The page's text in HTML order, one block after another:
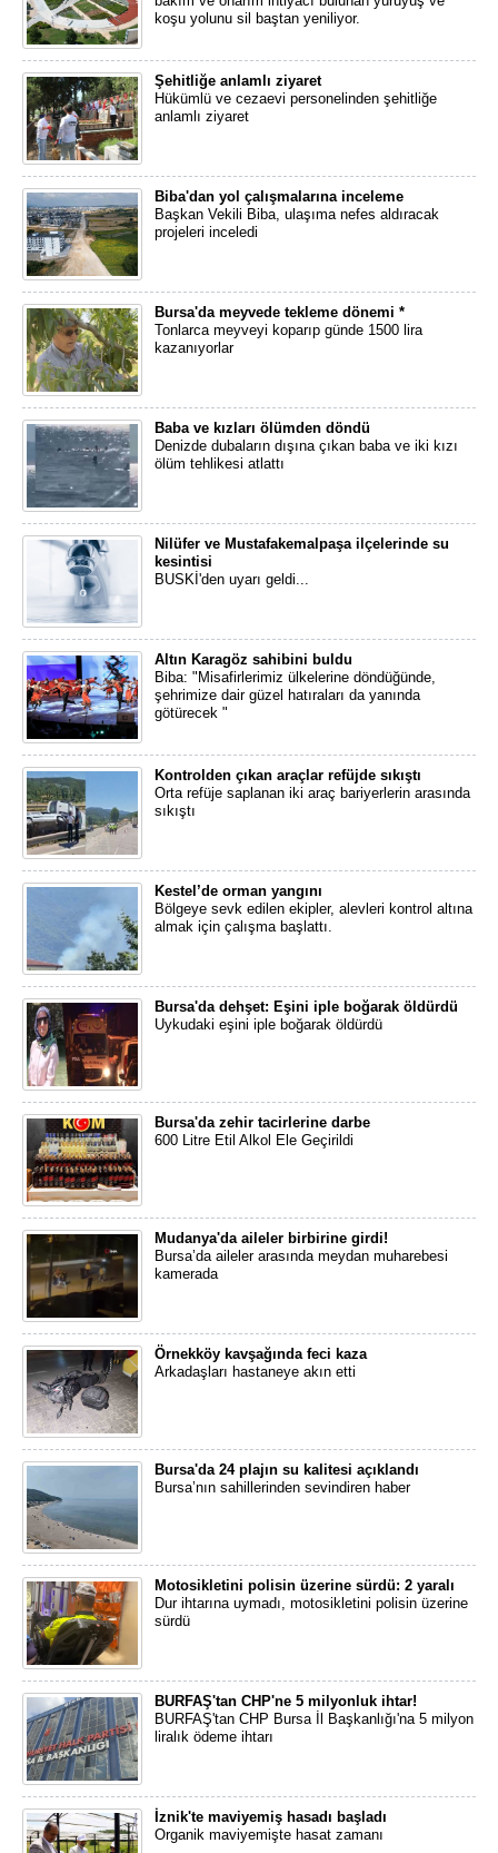
koşu yolunu sil baştan yeniliyor.
Şehitliğe anlamlı ziyaret
Hükümlü ve cezaevi personelinden şehitliğe
anlamlı ziyaret
Biba'dan yol çalışmalarına inceleme
Başkan Vekili Biba, ulaşıma nefes aldıracak
projeleri inceledi
Bursa'da meyvede tekleme dönemi *
Tonlarca meyveyi koparıp günde 1500 lira
kazanıyorlar
Baba ve kızları ölümden döndü
Denizde dubaların dışına çıkan baba ve iki kızı
ölüm tehlikesi atlattı
Nilüfer ve Mustafakemalpaşa ilçelerinde su
kesintisi
BUSKİ'den uyarı geldi...
Altın Karagöz sahibini buldu
Biba: "Misafirlerimiz ülkelerine döndüğünde,
şehrimize dair güzel hatıraları da yanında
götürecek "
Kontrolden çıkan araçlar refüjde sıkıştı
Orta refüje saplanan iki araç bariyerlerin arasında
sıkıştı
Kestel’de orman yangını
Bölgeye sevk edilen ekipler, alevleri kontrol altına
almak için çalışma başlattı.
Bursa'da dehşet: Eşini iple boğarak öldürdü
Uykudaki eşini iple boğarak öldürdü
Bursa'da zehir tacirlerine darbe
600 Litre Etil Alkol Ele Geçirildi
Mudanya'da aileler birbirine girdi!
Bursa’da aileler arasında meydan muharebesi
kamerada
Örnekköy kavşağında feci kaza
Arkadaşları hastaneye akın etti
Bursa'da 24 plajın su kalitesi açıklandı
Bursa’nın sahillerinden sevindiren haber
Motosikletini polisin üzerine sürdü: 2 yaralı
Dur ihtarına uymadı, motosikletini polisin üzerine
sürdü
BURFAŞ'tan CHP'ne 5 milyonluk ihtar!
BURFAŞ'tan CHP Bursa İl Başkanlığı'na 5 milyon
liralık ödeme ihtarı
İznik'te maviyemiş hasadı başladı
Organik maviyemişte hasat zamanı